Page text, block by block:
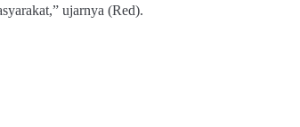
ujarnya (Red).